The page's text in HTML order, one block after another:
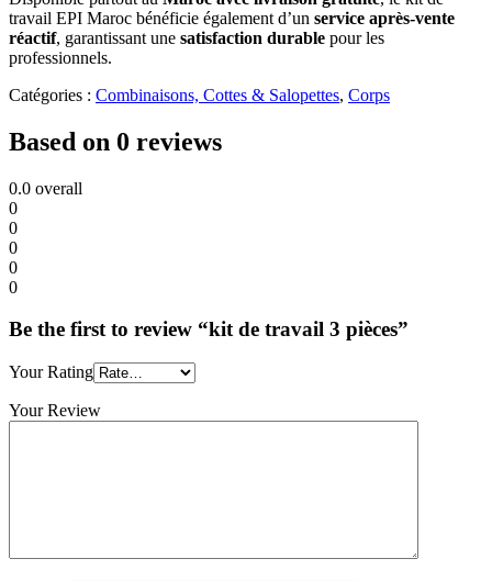
travail EPI Maroc bénéficie également d’un service après-vente
réactif, garantissant une satisfaction durable pour les
professionnels.
Catégories : Combinaisons, Cottes & Salopettes, Corps
Based on 0 reviews
0.0 overall
0
0
0
0
0
Be the first to review “kit de travail 3 pièces”
Your Rating
Your Review